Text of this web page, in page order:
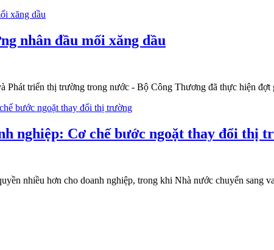
nhân đầu mối xăng dầu
Phát triển thị trường trong nước - Bộ Công Thương đã thực hiện
nghiệp: Cơ chế bước ngoặt thay đổi thị
nhiều hơn cho doanh nghiệp, trong khi Nhà nước chuyển sang